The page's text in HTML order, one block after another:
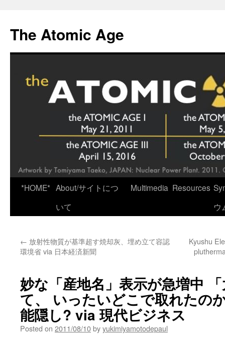
content
The Atomic Age
*HOME* About/サイトにつ
いて
Multimedia Resources
ウ
← 放射性物質が基準超す焼却灰、埋め立て容認
環境省 via 日本経済新聞
Kyushu
妙な「産地名」表示が急増中
て、 いったいどこで取れたの
能隠し? via 現代ビジネス
Posted on 2011/08/10byyukimiyamotodepaul